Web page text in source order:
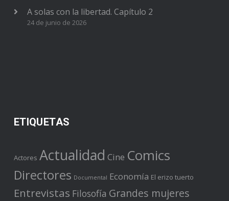
A solas con la libertad. Capítulo 2
24 de junio de 2026
ETIQUETAS
Actores Actualidad Cine Comics
Directores Documental Economía El erizo tuerto
Entrevistas Filosofía Grandes mujeres